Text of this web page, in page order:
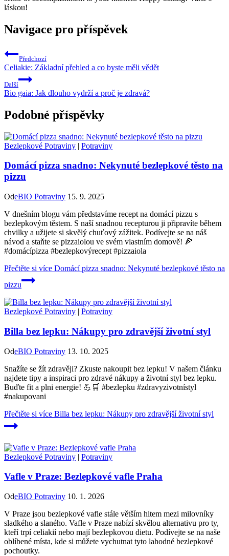
láskou!
Navigace pro příspěvek
Předchozí
Celiakie: Základní přehled a co byste měli vědět
Další
Bio gaia: Jak dlouho vydrží a proč je zdravá?
Podobné příspěvky
Bezlepkové Potraviny | Potraviny
Domácí pizza snadno: Nekynuté bezlepkové těsto na
pizzu
OdeBIO Potraviny 15. 9. 2025
V dnešním blogu vám představíme recept na domácí pizzu s
bezlepkovým těstem. S naší snadnou recepturou ji připravíte během
chvilky a užijete si skvělý chuťový zážitek. Podívejte se na náš
návod a staňte se pizzaiolou ve svém vlastním domově! 🍕
#domácípizza #bezlepkovýrecept #pizzaiola
Přečtěte si více Domácí pizza snadno: Nekynuté bezlepkové těsto na
pizzu
Bezlepkové Potraviny | Potraviny
Billa bez lepku: Nákupy pro zdravější životní styl
OdeBIO Potraviny 13. 10. 2025
Snažíte se žít zdravěji? Zkuste nakoupit bez lepku! V našem článku
najdete tipy a inspiraci pro zdravé nákupy a životní styl bez lepku.
Buďte fit a plni energie! 💪🛒 #bezlepku #zdravyzivotnístyl
#nakupovani
Přečtěte si více Billa bez lepku: Nákupy pro zdravější životní styl
Bezlepkové Potraviny | Potraviny
Vafle v Praze: Bezlepkové vafle Praha
OdeBIO Potraviny 10. 1. 2026
V Praze jsou bezlepkové vafle stále větším hitem mezi milovníky
sladkého a slaného. Vafle v Praze nabízí skvělou alternativu pro ty,
kteří trpí celiakií nebo mají bezlepkovou dietu. Podívejte se na naše
oblíbené místa, kde si můžete vychutnat tyto lahodné bezlepkové
pochoutky.